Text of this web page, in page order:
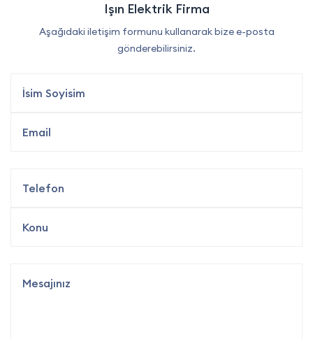
Işın Elektrik Firma
Aşağıdaki iletişim formunu kullanarak bize e-posta
gönderebilirsiniz.